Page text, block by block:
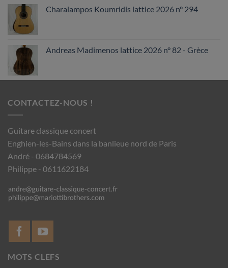
Charalampos Koumridis lattice 2026 n° 294
Andreas Madimenos lattice 2026 n° 82 - Grèce
CONTACTEZ-NOUS !
Guitare classique concert
Enghien-les-Bains dans la banlieue nord de Paris
André - 0684784569
Philippe - 0611622184
MOTS CLEFS